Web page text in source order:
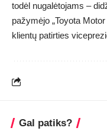
todėl nugalėtojams –
pažymėjo „Toyota
klientų patirties
Gal patiks?